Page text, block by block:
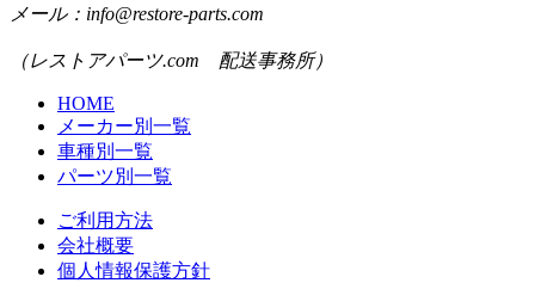
メール：info@restore-parts.com
（レストアパーツ.com 配送事務所）
HOME
メーカー別一覧
車種別一覧
パーツ別一覧
ご利用方法
会社概要
個人情報保護方針